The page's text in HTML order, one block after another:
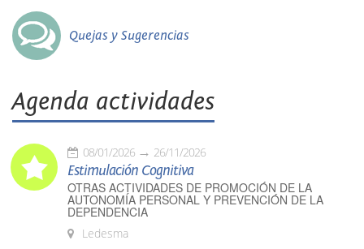
Quejas y Sugerencias
Agenda actividades
08/01/2026 26/11/2026
Estimulación Cognitiva
OTRAS ACTIVIDADES DE PROMOCIÓN DE LA
AUTONOMÍA PERSONAL Y PREVENCIÓN DE LA
DEPENDENCIA
Ledesma